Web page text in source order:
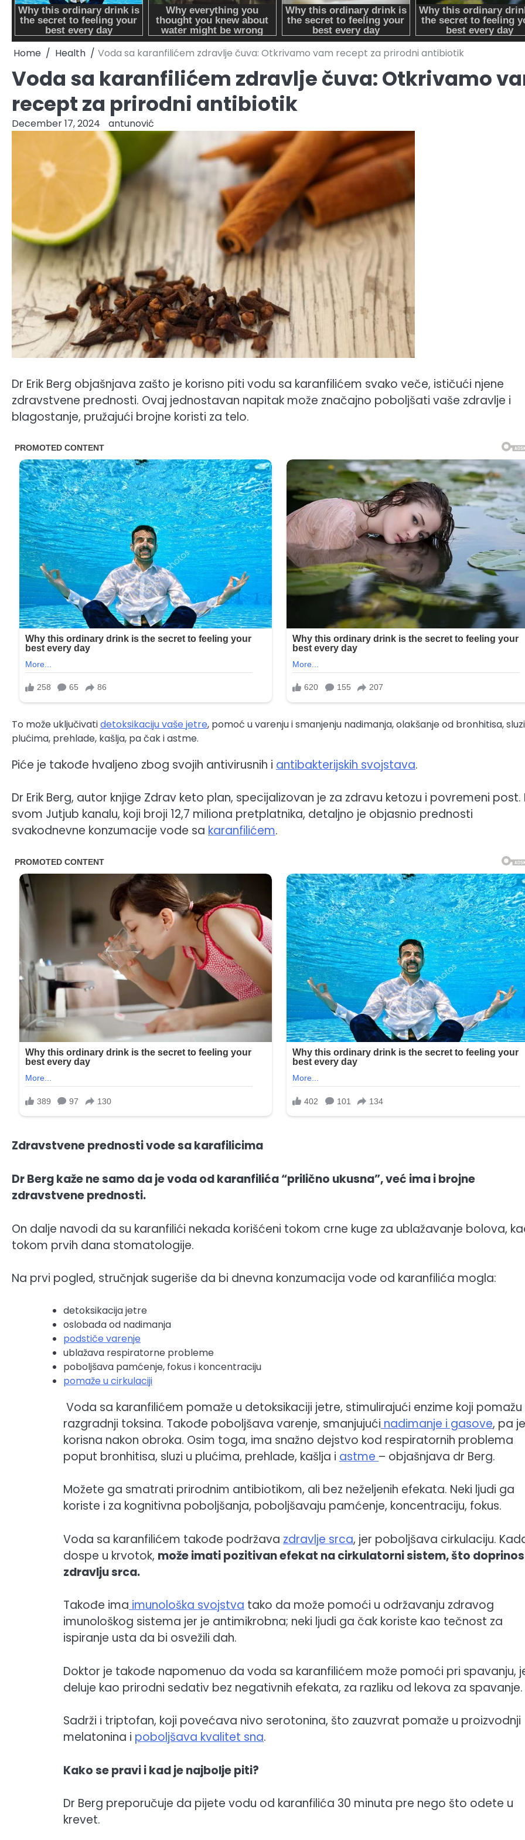
Home Health Voda sa karanfilićem zdravlje čuva: Otkrivamo vam recept za prirodni antibiotik
Voda sa karanfilićem zdravlje čuva: Otkrivamo
recept za prirodni antibiotik
December 17, 2024 antunović
Dr Erik Berg objašnjava zašto je korisno piti vodu sa karanfilićem svako veče, ističući njene
zdravstvene prednosti. Ovaj jednostavan napitak može značajno poboljšati vaše zdravlje i
blagostanje, pružajući brojne koristi za telo.
To može uključivatidetoksikaciju vaše jetre, pomoć u varenju i smanjenju nadimanja, olakšanje od bronhitisa,
plućima, prehlade, kašlja, pa čak i astme.
Piće je takođe hvaljeno zbog svojih antivirusnih i antibakterijskih svojstava.
Dr Erik Berg, autor knjige Zdrav keto plan, specijalizovan je za zdravu ketozu i povremeni post.
svom Jutjub kanalu, koji broji 12,7 miliona pretplatnika, detaljno je objasnio prednosti
svakodnevne konzumacije vode sa karanfilićem.
Zdravstvene prednosti vode sa karafilicima
Dr Berg kaže ne samo da je voda od karanfilića “prilično ukusna”, već ima i brojne
zdravstvene prednosti.
On dalje navodi da su karanfilići nekada korišćeni tokom crne kuge za ublažavanje bolova,
tokom prvih dana stomatologije.
Na prvi pogled, stručnjak sugeriše da bi dnevna konzumacija vode od karanfilića mogla:
detoksikacija jetre
oslobađa od nadimanja
podstiče varenje
ublažava respiratorne probleme
poboljšava pamćenje, fokus i koncentraciju
pomaže u cirkulaciji
Voda sa karanfilićem pomaže u detoksikaciji jetre, stimulirajući enzime koji pomažu
razgradnji toksina. Takođe poboljšava varenje, smanjujući nadimanje i gasove, pa je
korisna nakon obroka. Osim toga, ima snažno dejstvo kod respiratornih problema
poput bronhitisa, sluzi u plućima, prehlade, kašlja i astme – objašnjava dr Berg.
Možete ga smatrati prirodnim antibiotikom, ali bez neželjenih efekata. Neki ljudi ga
koriste i za kognitivna poboljšanja, poboljšavaju pamćenje, koncentraciju, fokus.
Voda sa karanfilićem takođe podržava zdravlje srca, jer poboljšava cirkulaciju.
dospe u krvotok, može imati pozitivan efekat na cirkulatorni sistem, što
zdravlju srca.
Takođe ima imunološka svojstva tako da može pomoći u održavanju zdravog
imunološkog sistema jer je antimikrobna; neki ljudi ga čak koriste kao tečnost za
ispiranje usta da bi osvežili dah.
Doktor je takođe napomenuo da voda sa karanfilićem može pomoći pri spavanju,
deluje kao prirodni sedativ bez negativnih efekata, za razliku od lekova za spavanje.
Sadrži i triptofan, koji povećava nivo serotonina, što zauzvrat pomaže u proizvodnji
melatonina i poboljšava kvalitet sna.
Kako se pravi i kad je najbolje piti?
Dr Berg preporučuje da pijete vodu od karanfilića 30 minuta pre nego što odete u
krevet.